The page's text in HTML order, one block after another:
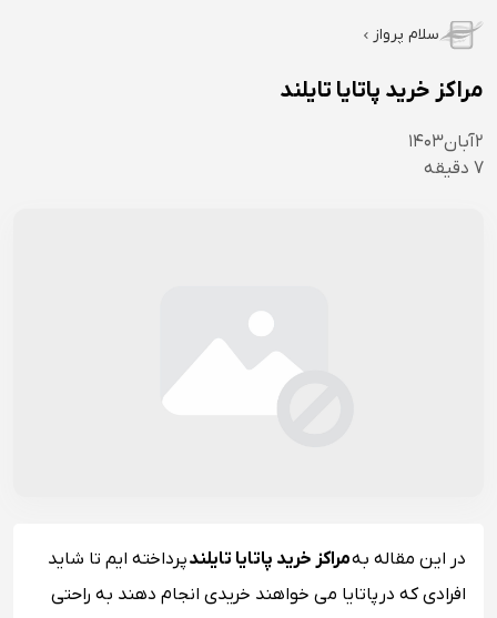
سلام پرواز
مراکز خرید پاتایا تایلند
۲آبان۱۴۰۳
7 دقیقه
در این مقاله بهمراکز خرید پاتایا تایلندپرداخته ایم تا شاید
افرادی که در پاتایا می خواهند خریدی انجام دهند به راحتی